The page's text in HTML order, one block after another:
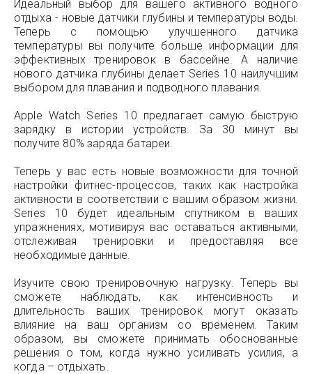
Идеальный выбор для вашего активного водного
отдыха - новые датчики глубины и температуры воды.
Теперь с помощью улучшенного датчика
температуры вы получите больше информации для
эффективных тренировок в бассейне. А наличие
нового датчика глубины делает Series 10 наилучшим
выбором для плавания и подводного плавания.
Apple Watch Series 10 предлагает самую быструю
зарядку в истории устройств. За 30 минут вы
получите 80% заряда батареи.
Теперь у вас есть новые возможности для точной
настройки фитнес-процессов, таких как настройка
активности в соответствии с вашим образом жизни.
Series 10 будет идеальным спутником в ваших
упражнениях, мотивируя вас оставаться активными,
отслеживая тренировки и предоставляя все
необходимые данные.
Изучите свою тренировочную нагрузку. Теперь вы
сможете наблюдать, как интенсивность и
длительность ваших тренировок могут оказать
влияние на ваш организм со временем. Таким
образом, вы сможете принимать обоснованные
решения о том, когда нужно усиливать усилия, а
когда – отдыхать.